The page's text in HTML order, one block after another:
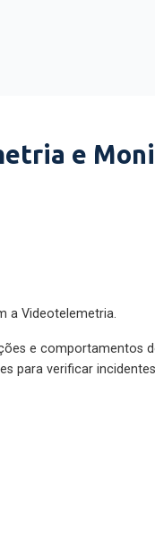
e
a Videotelemetria.
e comportamentos de
para verificar incidentes